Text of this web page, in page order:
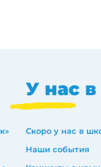
У нас
Скоро у нас в
Наши события